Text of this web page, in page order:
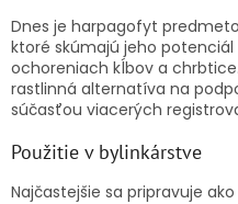
Dnes je harpagofyt
ktoré skúmajú jeho
ochoreniach kĺbov a
rastlinná alternatíva na
súčasťou viacerých
Použitie v bylinkárstve
Najčastejšie sa pripravuje